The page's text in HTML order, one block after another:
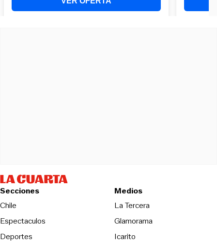
Secciones
Chile
Espectaculos
Deportes
Medios
La TerceraOpens in new
Glamorama
Icarito